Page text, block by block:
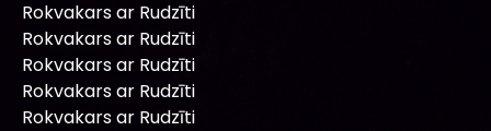
Rokvakars ar Rudzīti
Rokvakars ar Rudzīti
Rokvakars ar Rudzīti
Rokvakars ar Rudzīti
Rokvakars ar Rudzīti